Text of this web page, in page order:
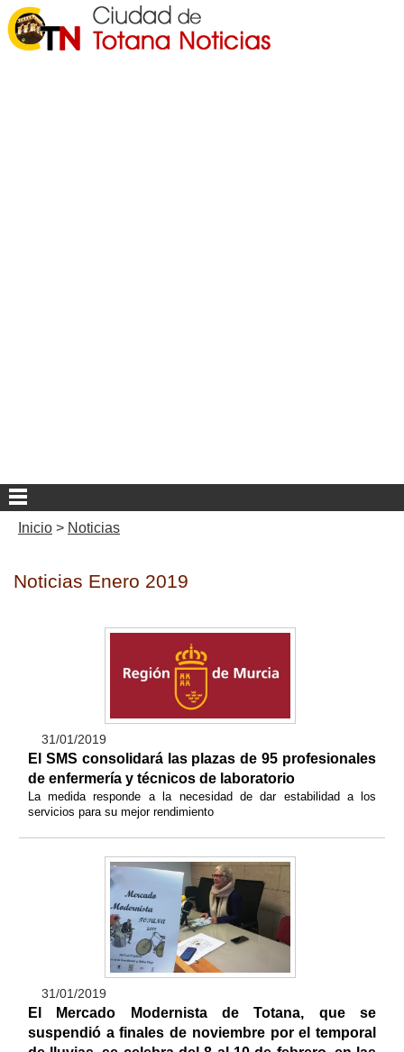
Inicio > Noticias
Noticias Enero 2019
31/01/2019
El SMS consolidará las plazas de 95 profesionales
de enfermería y técnicos de laboratorio
La medida responde a la necesidad de dar estabilidad a los
servicios para su mejor rendimiento
31/01/2019
El Mercado Modernista de Totana, que se
suspendió a finales de noviembre por el temporal